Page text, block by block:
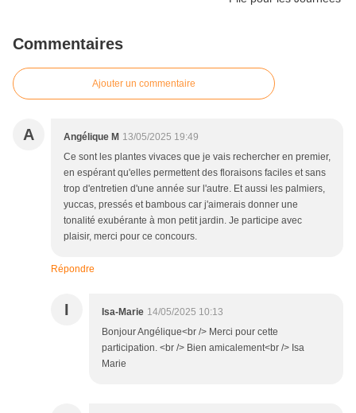
Commentaires
Ajouter un commentaire
A Angélique M 13/05/2025 19:49
Ce sont les plantes vivaces que je vais rechercher en premier,
en espérant qu'elles permettent des floraisons faciles et sans
trop d'entretien d'une année sur l'autre. Et aussi les palmiers,
yuccas, pressés et bambous car j'aimerais donner une
tonalité exubérante à mon petit jardin. Je participe avec
plaisir, merci pour ce concours.
Répondre
I Isa-Marie 14/05/2025 10:13
Bonjour Angélique<br /> Merci pour cette
participation. <br /> Bien amicalement<br /> Isa
Marie